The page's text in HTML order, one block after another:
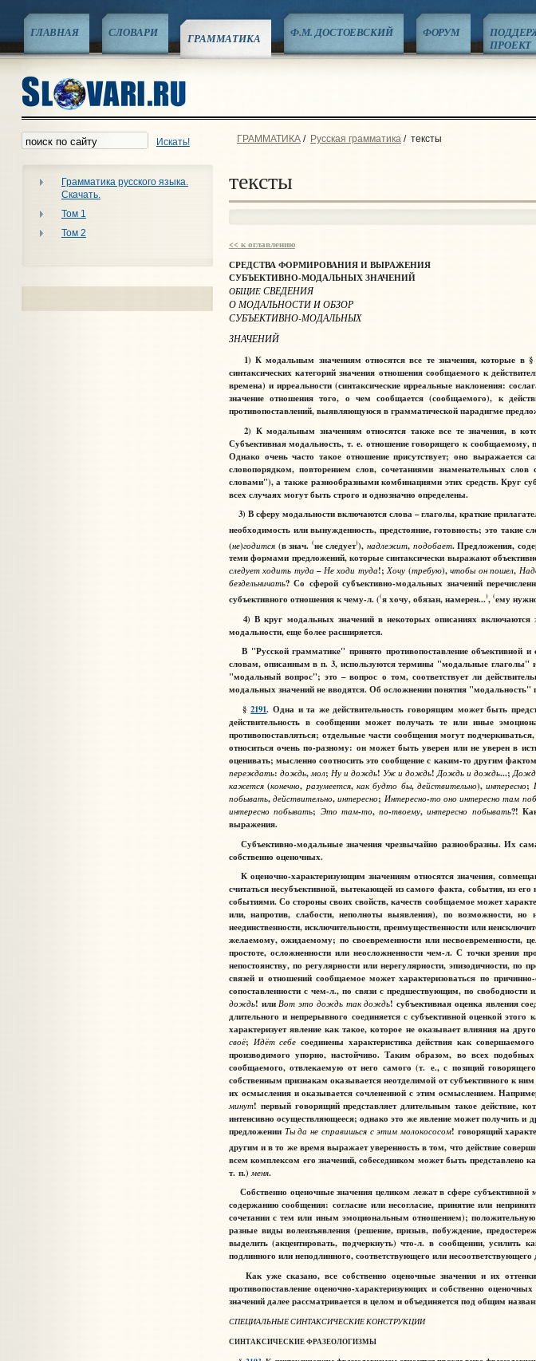
ГЛАВНАЯ СЛОВАРИ ГРАММАТИКА Ф.М. ДОСТОЕВСКИЙ ФОРУМ
ПРОЕКТ
Искать!
Грамматика русского языка.
Скачать.
Том 1
Том 2
ГРАММАТИКА/ Русская грамматика/ тексты
тексты
<< к оглавлению
СРЕДСТВА ФОРМИРОВАНИЯ И ВЫРАЖЕНИЯ
СУБЪЕКТИВНО-МОДАЛЬНЫХ ЗНАЧЕНИЙ
ОБЩИЕ СВЕДЕНИЯ
О МОДАЛЬНОСТИ ИОБЗОР
СУБЪЕКТИВНО-МОДАЛЬНЫХ
ЗНАЧЕНИЙ
1) К модальным значениям относятся все те значения, которые в
синтаксических категорий значения отношения сообщаемого к
времена) и ирреальности (синтаксические ирреальные наклонения:
значение отношения того, о чем сообщается (сообщаемого), к
противопоставлений, выявляющуюся в грамматической парадигме
2) К модальным значениям относятся также все те значения, в
Субъективная модальность, т. е. отношение говорящего к
Однако очень часто такое отношение присутствует; оно выражается
словопорядком, повторением слов, сочетаниями знаменательных
словами"), а также разнообразными комбинациями этих средств. Круг
всех случаях могут быть строго и однозначно определены.
3) В сферу модальности включаются слова – глаголы, краткие
необходимость или вынужденность, предстояние, готовность; это такие
(не)годится(в знач. (не следует)),надлежит, подобает. Предложения,
теми формами предложений, которые синтаксически выражают
следует ходить туда – Не ходи туда!;Хочу (требую),чтобы он пошел,
бездельничать? Со сферой субъективно-модальных значений
субъективного отношения к чему-л. ((я хочу, обязан, намерен...), (ему
4) В круг модальных значений в некоторых описаниях включаются
модальности, еще более расширяется.
В "Русской грамматике" принято противопоставление объективной
словам, описанным в п. 3, используются термины "модальные
"модальный вопрос"; это – вопрос о том, соответствует ли
модальных значений не вводятся. Об осложнении понятия
§2191. Одна и та же действительность говорящим может быть
действительность в сообщении может получать те или иные
противопоставляться; отдельные части сообщения могут
относиться очень по-разному: он может быть уверен или не уверен в
оценивать; мысленно соотносить это сообщение с каким-то другим
переждать: дождь,мол; Ну и дождь! Уж и дождь!Дождь и дождь...;
кажется(конечно, разумеется, как будто бы, действительно),интересно;
побывать,действительно,интересно; Интересно-то оно интересно там
интересно побывать; Это там-то,по-твоему,интересно побывать?!
выражения.
Субъективно-модальные значениячрезвычайно разнообразны. Их
собственно оценочных.
К оценочно-характеризующим значениямотносятся значения,
считаться несубъективной, вытекающей из самого факта, события, из
событиями. Со стороны своих свойств, качеств сообщаемое может
или, напротив, слабости, неполноты выявления), по возможности, но
неединственности, исключительности, преимущественности или
желаемому, ожидаемому; по своевременности или несвоевременности,
простоте, осложненности или неосложненности чем-л. С точки зрения
непостоянству, по регулярности или нерегулярности, эпизодичности,
связей и отношений сообщаемое может характеризоваться по
сопоставленности с чем-л., по связи с предшествующим, по свободности
дождь! илиВот это дождь так дождь! субъективная оценка явления
длительного и непрерывного соединяется с субъективной оценкой
характеризует явление как такое, которое не оказывает влияния на
своё; Идёт себе соединены характеристика действия как
производимого упорно, настойчиво. Таким образом, во всех
сообщаемого, отвлекаемую от него самого (т. е., с позиций
собственным признакам оказывается неотделимой от субъективного к
их осмысления и оказывается сочлененной с этим осмыслением.
минут! первый говорящий представляет длительным такое действие,
интенсивно осуществляющееся; однако это же явление может получить
предложении Ты да не справишься с этим молокососом! говорящий
другим и в то же время выражает уверенность в том, что действие
всем комплексом его значений, собеседником может быть
т. п.)меня.
Собственно оценочные значенияцеликом лежат в сфере субъективной
содержанию сообщения: согласие или несогласие, принятие или
сочетании с тем или иным эмоциональным отношением); положительную
разные виды волеизъявления (решение, призыв, побуждение,
выделить (акцентировать, подчеркнуть) что-л. в сообщении, усилить
подлинного или неподлинного, соответствующего или несоответствующего
Как уже сказано, все собственно оценочные значения и их
противопоставление оценочно-характеризующих и собственно
значений далее рассматривается в целом и объединяется под общим
СПЕЦИАЛЬНЫЕ СИНТАКСИЧЕСКИЕ КОНСТРУКЦИИ
СИНТАКСИЧЕСКИЕФРАЗЕОЛОГИЗМЫ